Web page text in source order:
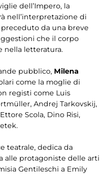
dell’Impero, la
nell’interpretazione di
da una breve
che il corpo
nella letteratura.
pubblico, Milena
come la moglie di
registi come Luis
Andrej Tarkovskij,
Scola, Dino Risi,
teatrale, dedica da
alle protagoniste delle arti
Gentileschi a Emily